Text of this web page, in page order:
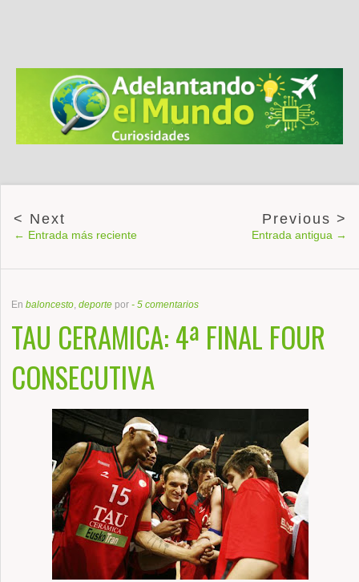
← Entrada más reciente Entrada antigua →
Enbaloncesto,deporte por- 5 comentarios
TAU CERAMICA: 4ª FINAL FOUR
CONSECUTIVA